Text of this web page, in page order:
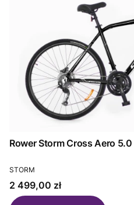
PRODUCENT
STORM
Cena
2 499,00 zł